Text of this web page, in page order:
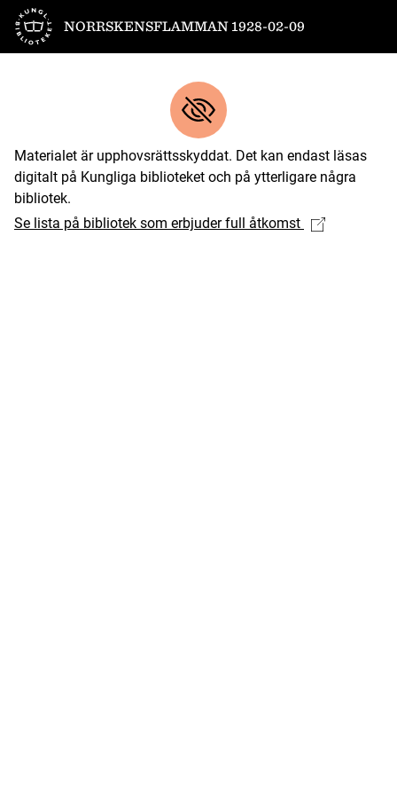
Till startsidan
NORRSKENSFLAMMAN 1928-02-09
Materialet är upphovsrättsskyddat. Det kan endast läsas
digitalt på Kungliga biblioteket och på ytterligare några
bibliotek.
Se lista på bibliotek som erbjuder full åtkomst